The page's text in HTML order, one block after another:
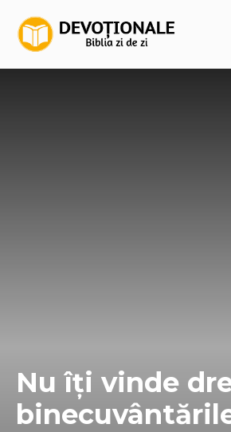
Nu îți vinde